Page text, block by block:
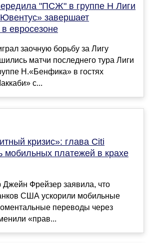
"ПСЖ" в группе Н Лиги
завершает
евросезоне
заочную борьбу за Лигу
матчи последнего тура Лиги
Н.«Бенфика» в гостях
с...
кризис»: глава Citi
мобильных платежей в крахе
Джейн Фрейзер заявила, что
США ускорили мобильные
переводы через
«прав...